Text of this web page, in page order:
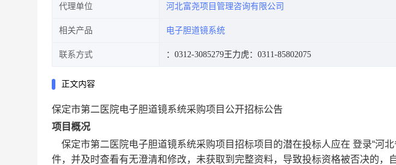
代理单位 河北富尧项目管理咨询有限公司
相关产品 电子胆道镜系统
联系方式 ：0312-3085279王力虎：0311-85802075
正文内容
保定市第二医院电子胆道镜系统采购项目公开招标公告
项目概况
保定市第二医院电子胆道镜系统采购项目招标项目的潜在投标人应在 登录“河
件，并及时查看有无澄清和修改，未获取到完整资料，导致投标资格被否决的，